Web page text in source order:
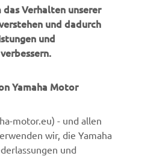
Seeweiher 1, 35794
Ferienpark Teichmann, Zum
Dann besuche uns
Torqeedo-
Fahrspaß-Garantie. Wir
Verhalten unserer
und dadurch
und
Yamaha Motor
motor.eu) - und allen
wir, die Yamaha
und